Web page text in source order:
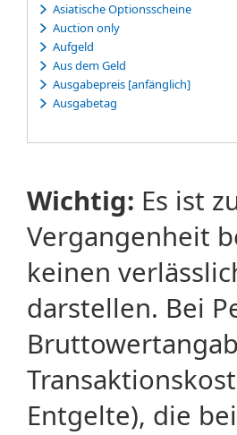
Asiatische Optionsscheine
Auction only
Aufgeld
Aus dem Geld
Ausgabepreis [anfänglich]
Ausgabetag
Ausübungserklärung
Ausübungsrecht
Ausübungstag
Average-Rate-Warrants
Average-Strike-Warrants
Wichtig: Es ist
Vergangenheit
keinen
darstellen. Bei
Entgelte), die